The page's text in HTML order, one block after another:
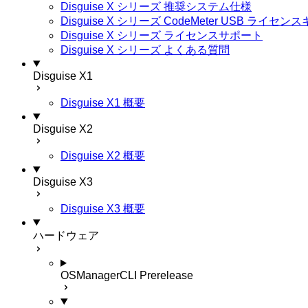
Disguise X シリーズ 推奨システム仕様
Disguise X シリーズ CodeMeter USB ライセンス
Disguise X シリーズ ライセンスサポート
Disguise X シリーズ よくある質問
Disguise X1
Disguise X1 概要
Disguise X2
Disguise X2 概要
Disguise X3
Disguise X3 概要
ハードウェア
OSManagerCLI Prerelease